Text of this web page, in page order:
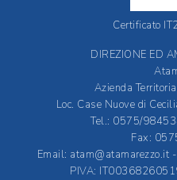
Certificato
DIREZIONE ED
Azienda
Loc. Case Nuove di
Tel.: 0575/
Fax:
Email: atam@atamarezzo.it
PIVA: